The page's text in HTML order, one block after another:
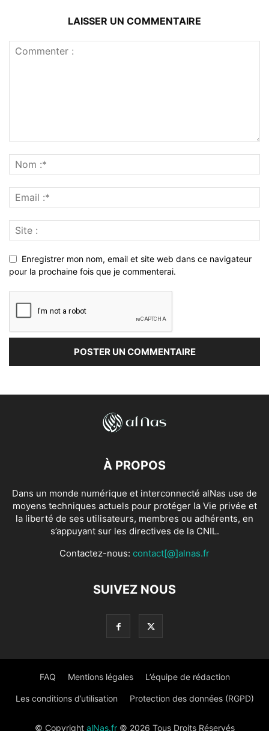
LAISSER UN COMMENTAIRE
Enregistrer mon nom, email et site web dans ce navigateur
pour la prochaine fois que je commenterai.
À PROPOS
Dans un monde numérique et interconnecté alNas use de
moyens techniques actuels pour protéger la Vie privée et
la liberté de ses utilisateurs, membres ou adhérents, en
s’appuyant sur les directives de la CNIL.
Contactez-nous: contact[@]alnas.fr
SUIVEZ NOUS
FAQ Mentions légales L’équipe de rédaction
Les conditions d’utilisation Protection des données (RGPD)
© Copyright alNas.fr© 2026 Tous Droits Réservés